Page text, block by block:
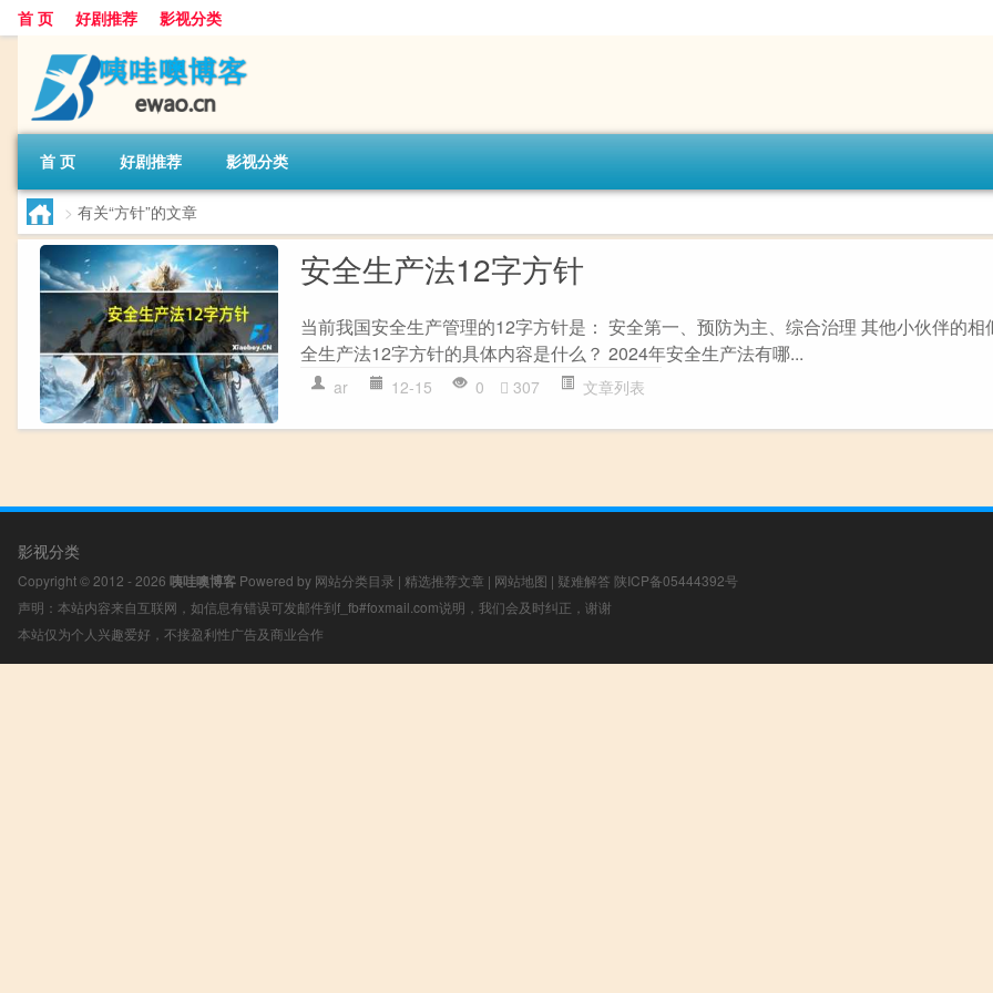
首 页 好剧推荐 影视分类
首 页 好剧推荐 影视分类
> 有关“方针”的文章
安全生产法12字方针
当前我国安全生产管理的12字方针是： 安全第一、预防为主、综合治理 其他小伙伴的相
全生产法12字方针的具体内容是什么？ 2024年安全生产法有哪...
ar 12-15 0 307 文章列表
影视分类
Copyright © 2012 - 2026 咦哇噢博客 Powered by 网站分类目录 | 精选推荐文章 | 网站地图 | 疑难解答 陕ICP备05444392号
声明：本站内容来自互联网，如信息有错误可发邮件到f_fb#foxmail.com说明，我们会及时纠正，谢谢
本站仅为个人兴趣爱好，不接盈利性广告及商业合作